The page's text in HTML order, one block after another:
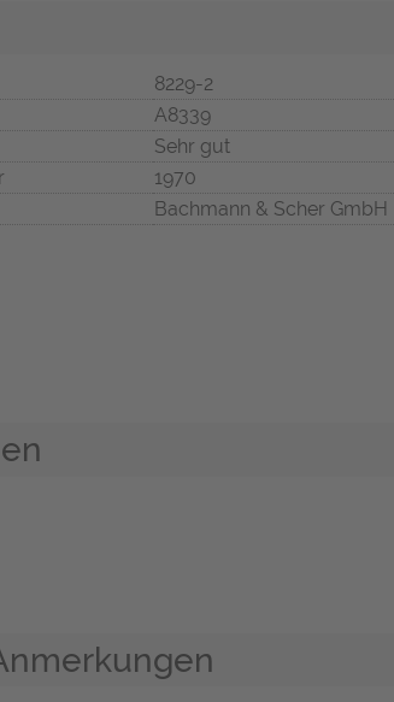
8229-2
A8339
Sehr gut
1970
Bachmann & Scher GmbH